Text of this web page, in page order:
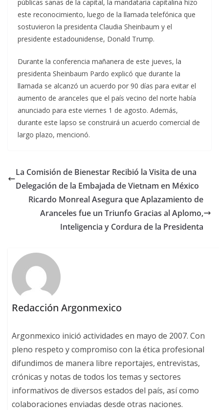
públicas sanas de la capital, la mandataria capitalina hizo
este reconocimiento, luego de la llamada telefónica que
sostuvieron la presidenta Claudia Sheinbaum y el
presidente estadounidense, Donald Trump.
Durante la conferencia mañanera de este jueves, la
presidenta Sheinbaum Pardo explicó que durante la
llamada se alcanzó un acuerdo por 90 días para evitar el
aumento de aranceles que el país vecino del norte había
anunciado para este viernes 1 de agosto. Además,
durante este lapso se construirá un acuerdo comercial de
largo plazo, mencionó.
La Comisión de Bienestar Recibió la Visita de una
Delegación de la Embajada de Vietnam en México
Ricardo Monreal Asegura que Aplazamiento de
Aranceles fue un Triunfo Gracias al Aplomo,
Inteligencia y Cordura de la Presidenta
Redacción Argonmexico
Argonmexico inició actividades en mayo de 2007. Con
pleno respeto y compromiso con la ética profesional
difundimos de manera libre reportajes, entrevistas,
crónicas y notas de todos los temas y sectores
informativos de diversos estados del país, así como
colaboraciones enviadas desde otras naciones.